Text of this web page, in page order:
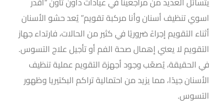
اسوي تنظيف أسنان وأنا مركبة تقويم” يُعد حشو الأسنان
أثناء التقويم إجراءً ضروريًا في كثير من الحالات، فارتداء جهاز
التقويم لا يعني إهمال صحة الفم أو تأجيل علاج التسوس.
في الحقيقة، يُصعّب وجود أجهزة التقويم عملية تنظيف
الأسنان جيدًا، مما يزيد من احتمالية تراكم البكتيريا وظهور
التسوس.